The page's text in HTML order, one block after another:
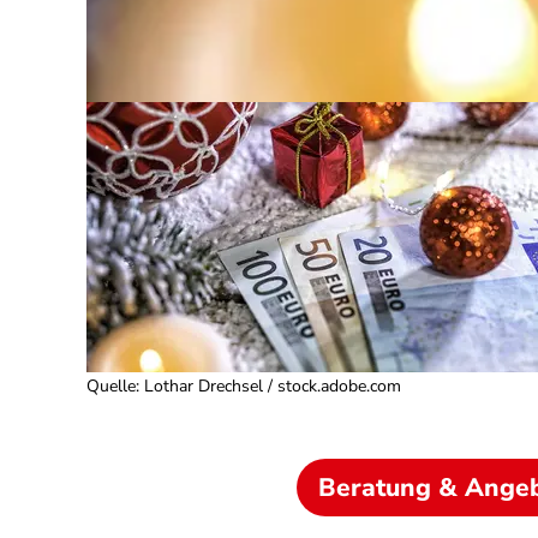
Quelle: Lothar Drechsel / stock.adobe.com
Beratung &